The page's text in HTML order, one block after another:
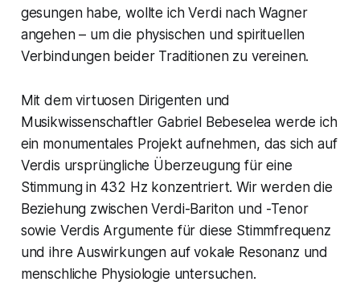
gesungen habe, wollte ich Verdi nach Wagner
angehen – um die physischen und spirituellen
Verbindungen beider Traditionen zu vereinen.
Mit dem virtuosen Dirigenten und
Musikwissenschaftler Gabriel Bebeselea werde ich
ein monumentales Projekt aufnehmen, das sich auf
Verdis ursprüngliche Überzeugung für eine
Stimmung in 432 Hz konzentriert. Wir werden die
Beziehung zwischen Verdi-Bariton und -Tenor
sowie Verdis Argumente für diese Stimmfrequenz
und ihre Auswirkungen auf vokale Resonanz und
menschliche Physiologie untersuchen.